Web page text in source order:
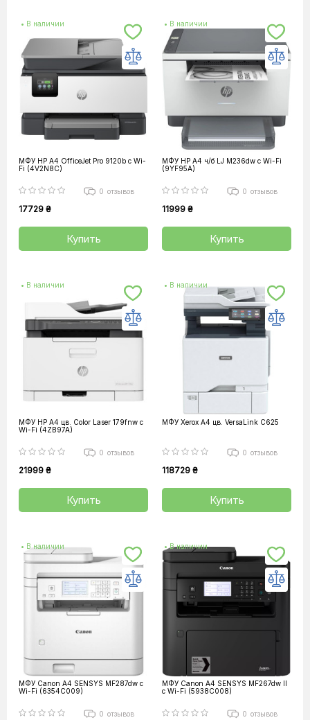
• В наличии
МФУ HP A4 OfficeJet Pro 9120b с Wi-
Fi (4V2N8C)
0 отзывов
17729 ₴
Купить
• В наличии
МФУ HP А4 ч/б LJ M236dw c Wi-Fi
(9YF95A)
0 отзывов
11999 ₴
Купить
• В наличии
МФУ HP А4 цв. Color Laser 179fnw с
Wi-Fi (4ZB97A)
0 отзывов
21999 ₴
Купить
• В наличии
МФУ Xerox А4 цв. VersaLink C625
0 отзывов
118729 ₴
Купить
• В наличии
МФУ Canon А4 SENSYS MF287dw с
Wi-Fi (6354C009)
0 отзывов
• В наличии
МФУ Canon А4 SENSYS MF267dw II
с Wi-Fi (5938C008)
0 отзывов